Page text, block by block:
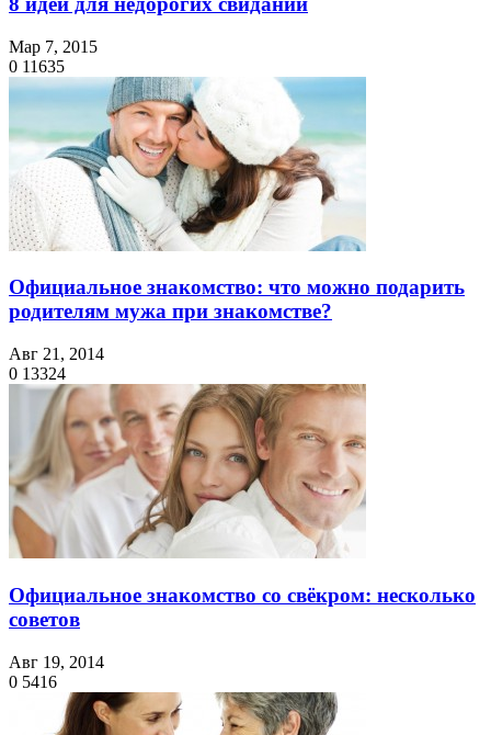
Мар 7, 2015
0 11635
Официальное знакомство: что можно подарить
родителям мужа при знакомстве?
Авг 21, 2014
0 13324
Официальное знакомство со свёкром: несколько
советов
Авг 19, 2014
0 5416